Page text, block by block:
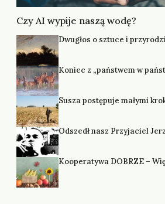
Czy AI wypije naszą wodę?
Dwugłos o sztuce i
Koniec z „państwem w
Susza postępuje małymi
Odszedł nasz Przyjaciel
Kooperatywa DOBRZE –